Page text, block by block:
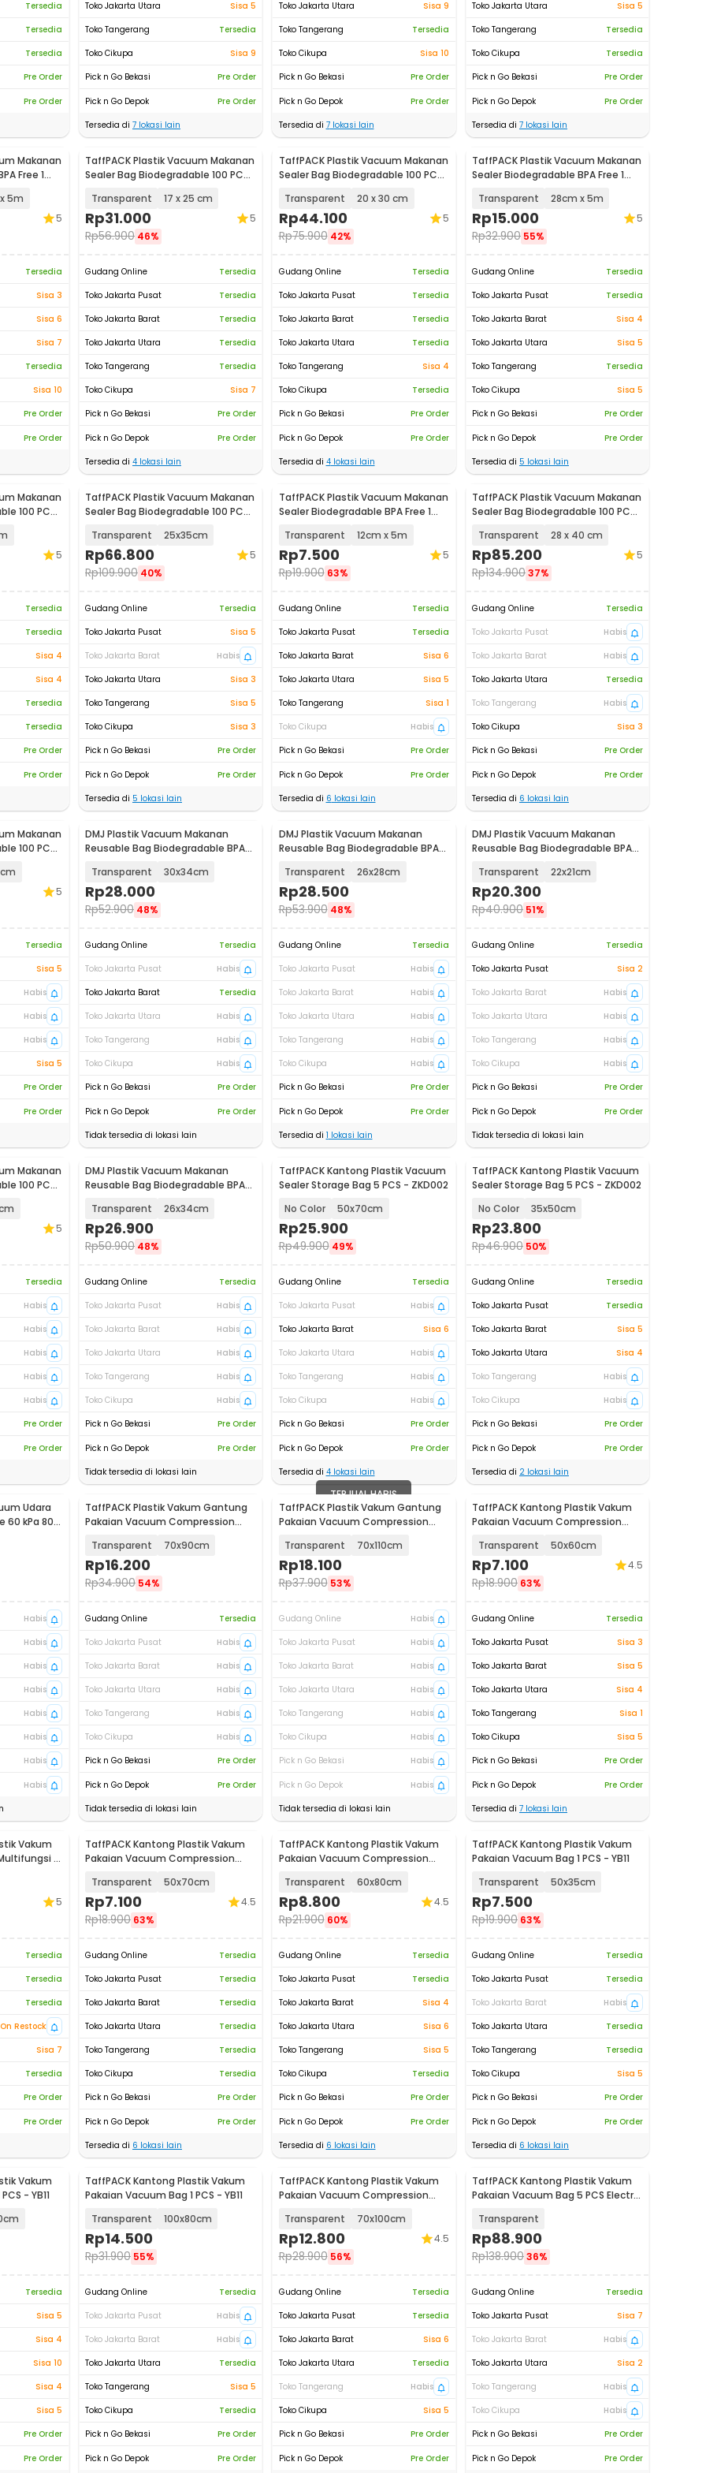
Tersedia
Tersedia
Tersedia
Pre Order
Pre Order
Toko Jakarta Utara
Sisa 5
Toko Tangerang
Tersedia
Toko Cikupa
Sisa 9
Pick n Go Bekasi
Pre Order
Pick n Go Depok
Pre Order
Tersedia di 7 lokasi lain
Toko Jakarta Utara
Sisa 9
Toko Tangerang
Tersedia
Toko Cikupa
Sisa 10
Pick n Go Bekasi
Pre Order
Pick n Go Depok
Pre Order
Tersedia di 7lokasi lain
Toko Jakarta Utara
Sisa 5
Toko Tangerang
Tersedia
Toko Cikupa
Tersedia
Pick n Go Bekasi
Pre Order
Pick n Go Depok
Pre Order
Tersedia di 7 lokasi lain
Makanan
Free 1
5m
5
Tersedia
Sisa 3
Sisa 6
Sisa 7
Tersedia
Sisa 10
Pre Order
Pre Order
TaffPACK Plastik Vacuum Makanan
Sealer Bag Biodegradable 100 PCS
Transparent 17 x 25 cm
Rp31.000
Rp56.900 46%
5
Gudang Online
Tersedia
Toko Jakarta Pusat
Tersedia
Toko Jakarta Barat
Tersedia
Toko Jakarta Utara
Tersedia
Toko Tangerang
Tersedia
Toko Cikupa
Sisa 7
Pick n Go Bekasi
Pre Order
Pick n Go Depok
Pre Order
Tersedia di 4 lokasi lain
TaffPACK Plastik Vacuum Makanan
Sealer Bag Biodegradable 100 PCS
Transparent 20 x 30 cm
Rp44.100
Rp75.900 42%
5
Gudang Online
Tersedia
Toko Jakarta Pusat
Tersedia
Toko Jakarta Barat
Tersedia
Toko Jakarta Utara
Tersedia
Toko Tangerang
Sisa 4
Toko Cikupa
Tersedia
Pick n Go Bekasi
Pre Order
Pick n Go Depok
Pre Order
Tersedia di 4lokasi lain
TaffPACK Plastik Vacuum Makanan
Sealer Biodegradable BPA Free 1
Transparent 28cm x 5m
Rp15.000
Rp32.900 55%
5
Gudang Online
Tersedia
Toko Jakarta Pusat
Tersedia
Toko Jakarta Barat
Sisa 4
Toko Jakarta Utara
Sisa 5
Toko Tangerang
Tersedia
Toko Cikupa
Sisa 5
Pick n Go Bekasi
Pre Order
Pick n Go Depok
Pre Order
Tersedia di 5 lokasi lain
Makanan
100 PCS
5
Tersedia
Tersedia
Sisa 4
Sisa 4
Tersedia
Tersedia
Pre Order
Pre Order
TaffPACK Plastik Vacuum Makanan
Sealer Bag Biodegradable 100 PCS
Transparent 25x35cm
Rp66.800
Rp109.900 40%
5
Gudang Online
Tersedia
Toko Jakarta Pusat
Sisa 5
Toko Jakarta Barat
Habis
Toko Jakarta Utara
Sisa 3
Toko Tangerang
Sisa 5
Toko Cikupa
Sisa 3
Pick n Go Bekasi
Pre Order
Pick n Go Depok
Pre Order
Tersedia di 5 lokasi lain
TaffPACK Plastik Vacuum Makanan
Sealer Biodegradable BPA Free 1
Transparent 12cm x 5m
Rp7.500
Rp19.900 63%
5
Gudang Online
Tersedia
Toko Jakarta Pusat
Tersedia
Toko Jakarta Barat
Sisa 6
Toko Jakarta Utara
Sisa 5
Toko Tangerang
Sisa 1
Toko Cikupa
Habis
Pick n Go Bekasi
Pre Order
Pick n Go Depok
Pre Order
Tersedia di 6 lokasi lain
TaffPACK Plastik Vacuum Makanan
Sealer Bag Biodegradable 100 PCS
Transparent 28 x 40 cm
Rp85.200
Rp134.90037%
5
Gudang Online
Tersedia
Toko Jakarta Pusat
Habis
Toko Jakarta Barat
Habis
Toko Jakarta Utara
Tersedia
Toko Tangerang
Habis
Toko Cikupa
Sisa 3
Pick n Go Bekasi
Pre Order
Pick n Go Depok
Pre Order
Tersedia di 6 lokasi lain
Makanan
100 PCS
5
Tersedia
Sisa 5
Habis
Habis
Habis
Sisa 5
Pre Order
Pre Order
DMJ Plastik Vacuum Makanan
Reusable Bag Biodegradable BPA
Transparent 30x34cm
Rp28.000
Rp52.900 48%
Gudang Online
Tersedia
Toko Jakarta Pusat
Habis
Toko Jakarta Barat
Tersedia
Toko Jakarta Utara
Habis
Toko Tangerang
Habis
Toko Cikupa
Habis
Pick n Go Bekasi
Pre Order
Pick n Go Depok
Pre Order
Tidak tersedia di lokasi lain
DMJ Plastik Vacuum Makanan
Reusable Bag Biodegradable BPA
Transparent 26x28cm
Rp28.500
Rp53.900 48%
Gudang Online
Tersedia
Toko Jakarta Pusat
Habis
Toko Jakarta Barat
Habis
Toko Jakarta Utara
Habis
Toko Tangerang
Habis
Toko Cikupa
Habis
Pick n Go Bekasi
Pre Order
Pick n Go Depok
Pre Order
Tersedia di 1 lokasi lain
DMJ Plastik Vacuum Makanan
Reusable Bag Biodegradable BPA
Transparent 22x21cm
Rp20.300
Rp40.900 51%
Gudang Online
Tersedia
Toko Jakarta Pusat
Sisa 2
Toko Jakarta Barat
Habis
Toko Jakarta Utara
Habis
Toko Tangerang
Habis
Toko Cikupa
Habis
Pick n Go Bekasi
Pre Order
Pick n Go Depok
Pre Order
Tidak tersedia di lokasi lain
Makanan
100 PCS
5
Tersedia
Habis
Habis
Habis
Habis
Habis
Pre Order
Pre Order
DMJ Plastik Vacuum Makanan
Reusable Bag Biodegradable BPA
Transparent 26x34cm
Rp26.900
Rp50.900 48%
Gudang Online
Tersedia
Toko Jakarta Pusat
Habis
Toko Jakarta Barat
Habis
Toko Jakarta Utara
Habis
Toko Tangerang
Habis
Toko Cikupa
Habis
Pick n Go Bekasi
Pre Order
Pick n Go Depok
Pre Order
Tidak tersedia di lokasi lain
TaffPACK Kantong Plastik Vacuum
Sealer Storage Bag 5 PCS - ZKD002
No Color
50x70cm
Rp25.900
Rp49.900 49%
Gudang Online
Tersedia
Toko Jakarta Pusat
Habis
Toko Jakarta Barat
Sisa 6
Toko Jakarta Utara
Habis
Toko Tangerang
Habis
Toko Cikupa
Habis
Pick n Go Bekasi
Pre Order
Pick n Go Depok
Pre Order
Tersedia di 4lokasi lain
TaffPACK Kantong Plastik Vacuum
Sealer Storage Bag 5 PCS - ZKD002
No Color
35x50cm
Rp23.800
Rp46.900 50%
Gudang Online
Tersedia
Toko Jakarta Pusat
Tersedia
Toko Jakarta Barat
Sisa 5
Toko Jakarta Utara
Sisa 4
Toko Tangerang
Habis
Toko Cikupa
Habis
Pick n Go Bekasi
Pre Order
Pick n Go Depok
Pre Order
Tersedia di 2 lokasi lain
Udara
60 kPa 800
Habis
Habis
Habis
Habis
Habis
Habis
Habis
Habis
TaffPACK Plastik Vakum Gantung
Pakaian Vacuum Compression
Transparent 70x90cm
Rp16.200
Rp34.900 54%
Gudang Online
Tersedia
Toko Jakarta Pusat
Habis
Toko Jakarta Barat
Habis
Toko Jakarta Utara
Habis
Toko Tangerang
Habis
Toko Cikupa
Habis
Pick n Go Bekasi
Pre Order
Pick n Go Depok
Pre Order
Tidak tersedia di lokasi lain
TERJUAL HABIS
TaffPACK Plastik Vakum Gantung
Pakaian Vacuum Compression
Transparent 70x110cm
Rp18.100
Rp37.900 53%
Gudang Online
Habis
Toko Jakarta Pusat
Habis
Toko Jakarta Barat
Habis
Toko Jakarta Utara
Habis
Toko Tangerang
Habis
Toko Cikupa
Habis
Pick n Go Bekasi
Habis
Pick n Go Depok
Habis
Tidak tersedia di lokasi lain
TaffPACK Kantong Plastik Vakum
Pakaian Vacuum Compression
Transparent 50x60cm
Rp7.100
Rp18.900 63%
4.5
Gudang Online
Tersedia
Toko Jakarta Pusat
Sisa 3
Toko Jakarta Barat
Sisa 5
Toko Jakarta Utara
Sisa 4
Toko Tangerang
Sisa 1
Toko Cikupa
Sisa 5
Pick n Go Bekasi
Pre Order
Pick n Go Depok
Pre Order
Tersedia di 7 lokasi lain
Vakum
1
5
Tersedia
Tersedia
Tersedia
On Restock
Sisa 7
Tersedia
Pre Order
Pre Order
TaffPACK Kantong Plastik Vakum
Pakaian Vacuum Compression
Transparent 50x70cm
Rp7.100
Rp18.900 63%
4.5
Gudang Online
Tersedia
Toko Jakarta Pusat
Tersedia
Toko Jakarta Barat
Tersedia
Toko Jakarta Utara
Tersedia
Toko Tangerang
Tersedia
Toko Cikupa
Tersedia
Pick n Go Bekasi
Pre Order
Pick n Go Depok
Pre Order
Tersedia di 6 lokasi lain
TaffPACK Kantong Plastik Vakum
Pakaian Vacuum Compression
Transparent 60x80cm
Rp8.800
Rp21.900 60%
4.5
Gudang Online
Tersedia
Toko Jakarta Pusat
Tersedia
Toko Jakarta Barat
Sisa 4
Toko Jakarta Utara
Sisa 6
Toko Tangerang
Sisa 5
Toko Cikupa
Tersedia
Pick n Go Bekasi
Pre Order
Pick n Go Depok
Pre Order
Tersedia di 6 lokasi lain
TaffPACK Kantong Plastik Vakum
Pakaian Vacuum Bag 1 PCS - YB11
Transparent
50x35cm
Rp7.500
Rp19.900 63%
Gudang Online
Tersedia
Toko Jakarta Pusat
Tersedia
Toko Jakarta Barat
Habis
Toko Jakarta Utara
Tersedia
Toko Tangerang
Tersedia
Toko Cikupa
Sisa 5
Pick n Go Bekasi
Pre Order
Pick n Go Depok
Pre Order
Tersedia di 6 lokasi lain
Vakum
- YB11
Tersedia
Sisa 5
Sisa 4
Sisa 10
Sisa 4
Sisa 5
Pre Order
Pre Order
TaffPACK Kantong Plastik Vakum
Pakaian Vacuum Bag 1 PCS - YB11
Transparent
100x80cm
Rp14.500
Rp31.900 55%
Gudang Online
Tersedia
Toko Jakarta Pusat
Habis
Toko Jakarta Barat
Habis
Toko Jakarta Utara
Tersedia
Toko Tangerang
Sisa 5
Toko Cikupa
Tersedia
Pick n Go Bekasi
Pre Order
Pick n Go Depok Pre Order
TaffPACK Kantong Plastik Vakum
Pakaian Vacuum Compression
Transparent 70x100cm
Rp12.800
Rp28.900 56%
4.5
Gudang Online
Tersedia
Toko Jakarta Pusat
Tersedia
Toko Jakarta Barat
Sisa 6
Toko Jakarta Utara
Tersedia
Toko Tangerang
Habis
Toko Cikupa
Sisa 5
Pick n Go Bekasi
Pre Order
Pick n Go Depok Pre Order
TaffPACK Kantong Plastik Vakum
Pakaian Vacuum Bag 5 PCS Electric
Transparent
Rp88.900
Rp138.90036%
Gudang Online
Tersedia
Toko Jakarta Pusat
Sisa 7
Toko Jakarta Barat
Habis
Toko Jakarta Utara
Sisa 2
Toko Tangerang
Habis
Toko Cikupa
Habis
Pick n Go Bekasi
Pre Order
Pick n Go Depok Pre Order